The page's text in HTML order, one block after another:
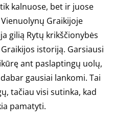
kalnuose, bet ir juose
Graikijoje
gilią Rytų krikščionybės
istoriją. Garsiausi
ant paslaptingų uolų,
gausiai lankomi. Tai
tačiau visi sutinka, kad
pamatyti.